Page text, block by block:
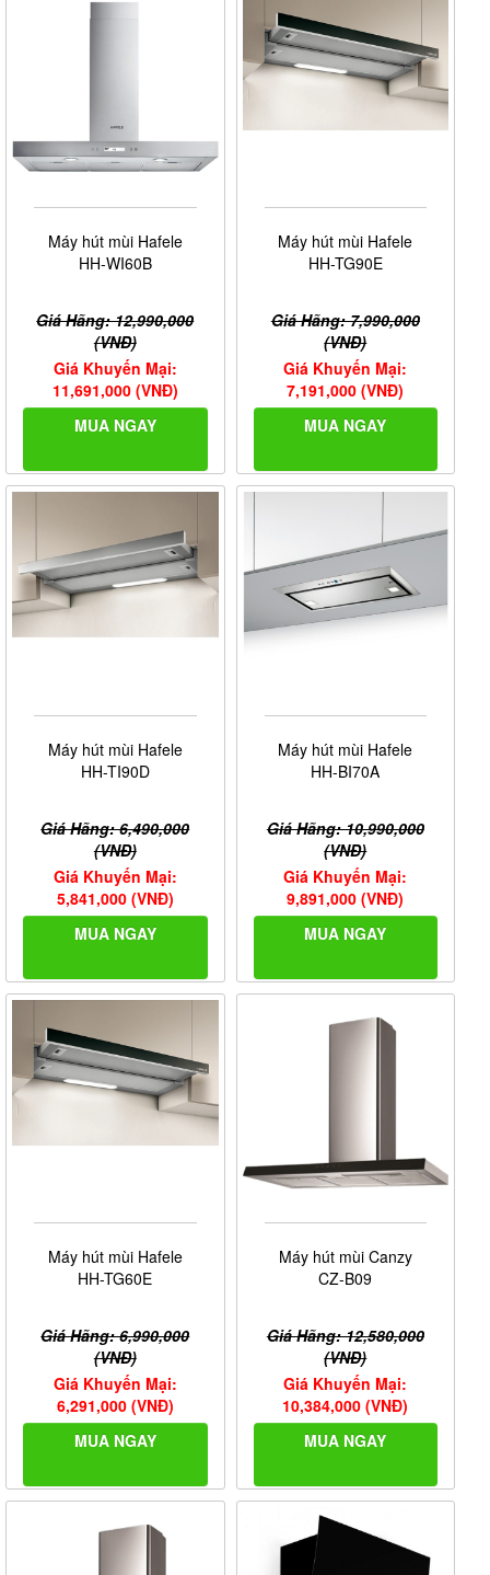
Máy hút mùi Hafele
HH-WI60B
Giá Hãng: 12,990,000
(VNĐ)
Giá Khuyến Mại:
11,691,000 (VNĐ)
MUA NGAY
Máy hút mùi Hafele
HH-TG90E
Giá Hãng: 7,990,000
(VNĐ)
Giá Khuyến Mại:
7,191,000 (VNĐ)
MUA NGAY
Máy hút mùi Hafele
HH-TI90D
Giá Hãng: 6,490,000
(VNĐ)
Giá Khuyến Mại:
5,841,000 (VNĐ)
MUA NGAY
Máy hút mùi Hafele
HH-BI70A
Giá Hãng: 10,990,000
(VNĐ)
Giá Khuyến Mại:
9,891,000 (VNĐ)
MUA NGAY
Máy hút mùi Hafele
HH-TG60E
Giá Hãng: 6,990,000
(VNĐ)
Giá Khuyến Mại:
6,291,000 (VNĐ)
MUA NGAY
Máy hút mùi Canzy
CZ-B09
Giá Hãng: 12,580,000
(VNĐ)
Giá Khuyến Mại:
10,384,000 (VNĐ)
MUA NGAY